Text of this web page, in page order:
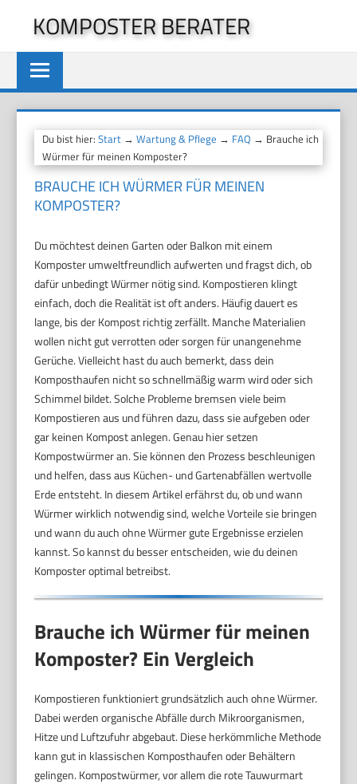
springen
KOMPOSTER BERATER
Du bist hier:Start →Wartung & Pflege → FAQ → Brauche ich
Würmer für meinen Komposter?
BRAUCHE ICH WÜRMER FÜR MEINEN
KOMPOSTER?
Du möchtest deinen Garten oder Balkon mit einem
Komposter umweltfreundlich aufwerten und fragst dich, ob
dafür unbedingt Würmer nötig sind. Kompostieren klingt
einfach, doch die Realität ist oft anders. Häufig dauert es
lange, bis der Kompost richtig zerfällt. Manche Materialien
wollen nicht gut verrotten oder sorgen für unangenehme
Gerüche. Vielleicht hast du auch bemerkt, dass dein
Komposthaufen nicht so schnellmäßig warm wird oder sich
Schimmel bildet. Solche Probleme bremsen viele beim
Kompostieren aus und führen dazu, dass sie aufgeben oder
gar keinen Kompost anlegen. Genau hier setzen
Kompostwürmer an. Sie können den Prozess beschleunigen
und helfen, dass aus Küchen- und Gartenabfällen wertvolle
Erde entsteht. In diesem Artikel erfährst du, ob und wann
Würmer wirklich notwendig sind, welche Vorteile sie bringen
und wann du auch ohne Würmer gute Ergebnisse erzielen
kannst. So kannst du besser entscheiden, wie du deinen
Komposter optimal betreibst.
Brauche ich Würmer für meinen
Komposter? Ein Vergleich
Kompostieren funktioniert grundsätzlich auch ohne Würmer.
Dabei werden organische Abfälle durch Mikroorganismen,
Hitze und Luftzufuhr abgebaut. Diese herkömmliche Methode
kann gut in klassischen Komposthaufen oder Behältern
gelingen. Kompostwürmer, vor allem die rote Tauwurmart